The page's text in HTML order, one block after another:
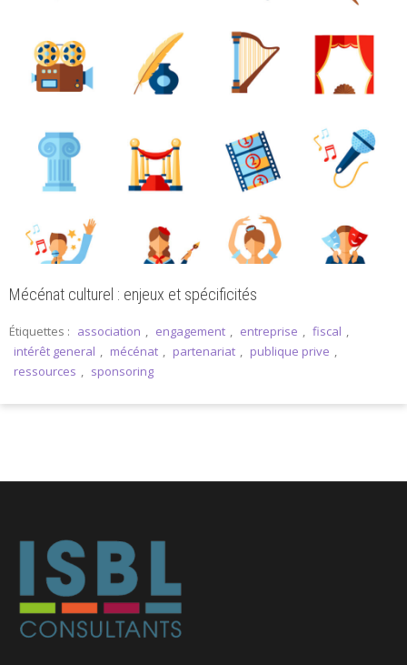
Mécénat culturel : enjeux et spécificités
Étiquettes : association , engagement , entreprise , fiscal ,
intérêt general , mécénat , partenariat , publique prive ,
ressources , sponsoring